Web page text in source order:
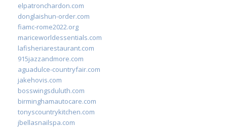
elpatronchardon.com
donglaishun-order.com
fiamc-rome2022.org
mariceworldessentials.com
lafisheriarestaurant.com
915jazzandmore.com
aguadulce-countryfair.com
jakehovis.com
bosswingsduluth.com
birminghamautocare.com
tonyscountrykitchen.com
jbellasnailspa.com